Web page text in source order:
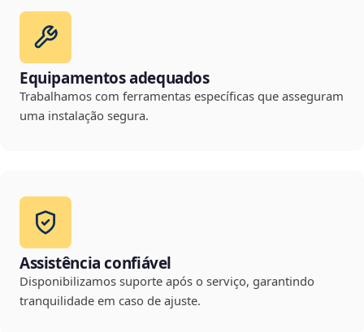
Equipamentos adequados
Trabalhamos com ferramentas específicas que asseguram
uma instalação segura.
Assistência confiável
Disponibilizamos suporte após o serviço, garantindo
tranquilidade em caso de ajuste.